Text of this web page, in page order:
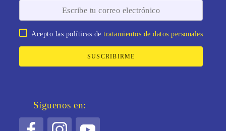
Acepto las políticas detratamientos de datos personales
SUSCRIBIRME
Síguenos en: